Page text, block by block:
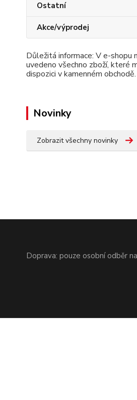
Ostatní
Akce/výprodej
Důležitá informace: V e-shopu
uvedeno všechno zboží, které
dispozici v kamenném obchodě.
Novinky
Zobrazit všechny novinky
Doprava: pouze osobní odběr